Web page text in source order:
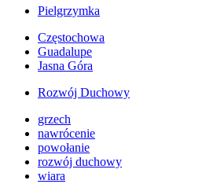
Pielgrzymka
Częstochowa
Guadalupe
Jasna Góra
Rozwój Duchowy
grzech
nawrócenie
powołanie
rozwój duchowy
wiara